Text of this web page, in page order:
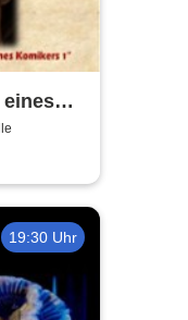
eines
19:30 Uhr